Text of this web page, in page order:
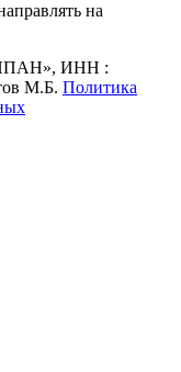
на
ИНН :
М.Б. Политика